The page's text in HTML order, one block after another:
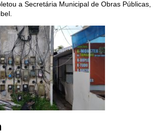
a Secretária Municipal de Obras Públicas,